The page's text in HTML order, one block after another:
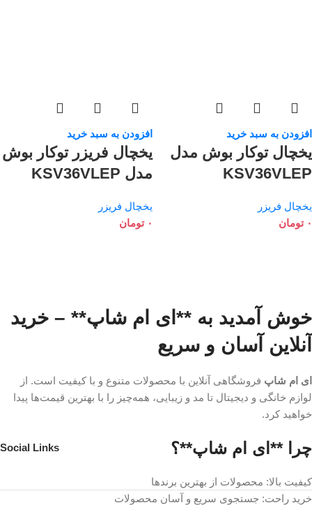
افزودن به سبد خرید
یخچال توکار بوش مدل
KSV36VLEP
یخچال فریزر
۰ تومان
افزودن به سبد خرید
یخچال فریزر توکار بوش
مدل KSV36VLEP
یخچال فریزر
۰ تومان
خوش آمدید به **ای ام شاپ** – خرید
آنلاین آسان و سریع
ای ام شاپ فروشگاهی آنلاین با محصولات متنوع و با کیفیت است. از
لوازم خانگی و دیجیتال تا مد و زیبایی، همه‌چیز را با بهترین قیمت‌ها پیدا
خواهید کرد.
چرا **ای ام شاپ**؟
کیفیت بالا: محصولات از بهترین برندها
خرید راحت: جستجوی سریع و آسان محصولات
Social Links